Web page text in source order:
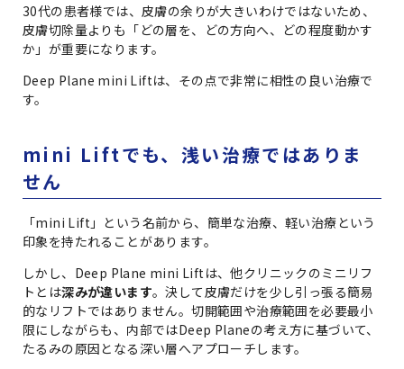
30代の患者様では、皮膚の余りが大きいわけではないため、
皮膚切除量よりも「どの層を、どの方向へ、どの程度動かす
か」が重要になります。
Deep Plane mini Liftは、その点で非常に相性の良い治療で
す。
mini Liftでも、浅い治療ではありま
せん
「mini Lift」という名前から、簡単な治療、軽い治療という
印象を持たれることがあります。
しかし、Deep Plane mini Liftは、他クリニックのミニリフ
トとは深みが違います。決して皮膚だけを少し引っ張る簡易
的なリフトではありません。切開範囲や治療範囲を必要最小
限にしながらも、内部ではDeep Planeの考え方に基づいて、
たるみの原因となる深い層へアプローチします。